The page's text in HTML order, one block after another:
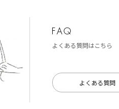
よくある質問はこちら
よくある質問